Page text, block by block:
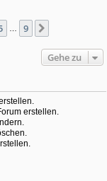
9
Gehe zu
erstellen.